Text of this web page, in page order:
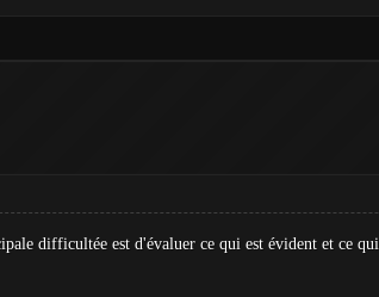
difficultée est d'évaluer ce qui est évident et ce